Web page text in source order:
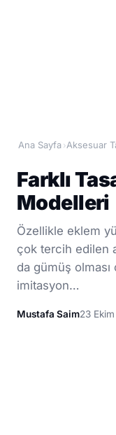
Ana Sayfa ›Aksesuar
Farklı
Modelleri
Özellikle eklem
çok tercih edilen
da gümüş
imitasyon…
Mustafa Saim23